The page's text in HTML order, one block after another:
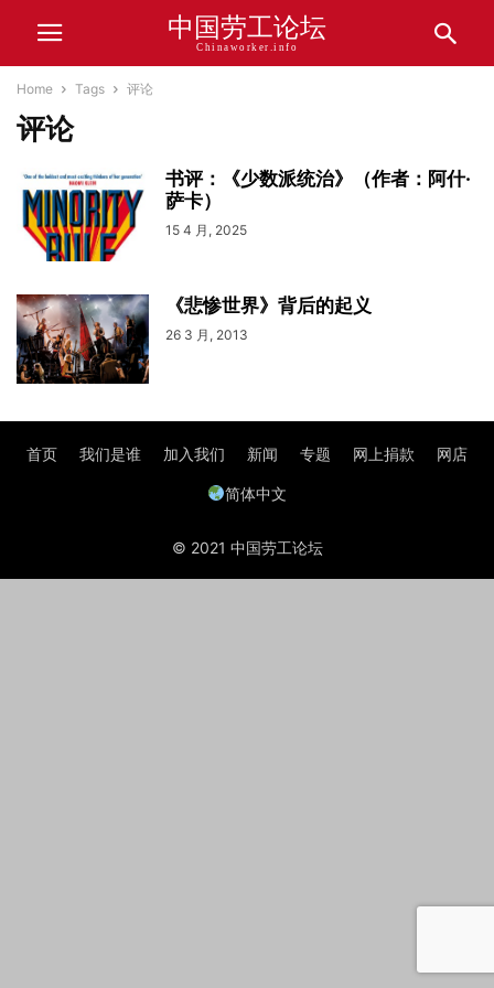
中国劳工论坛
Chinaworker.info
Home Tags 评论
评论
书评：《少数派统治》（作者：阿什·
萨卡）
15 4 月, 2025
《悲惨世界》背后的起义
26 3 月, 2013
首页 我们是谁 加入我们 新闻 专题 网上捐款 网店
简体中文
© 2021 中国劳工论坛